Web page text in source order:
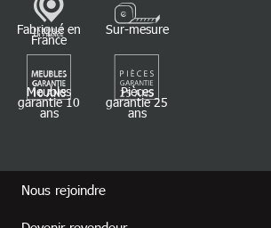
Fabriqué en
France
Sur-mesure
Meubles
garantie 10
ans
Pièces
garantie 25
ans
Nous rejoindre